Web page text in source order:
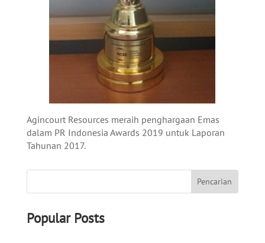
Agincourt Resources meraih penghargaan Emas
dalam PR Indonesia Awards 2019 untuk Laporan
Tahunan 2017.
Popular Posts